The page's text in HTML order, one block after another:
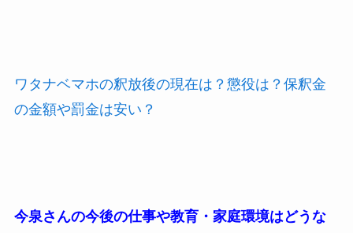
ワタナベマホの釈放後の現在は？懲役は？保釈金
の金額や罰金は安い？
今泉さんの今後の仕事や教育・家庭環境はどうな